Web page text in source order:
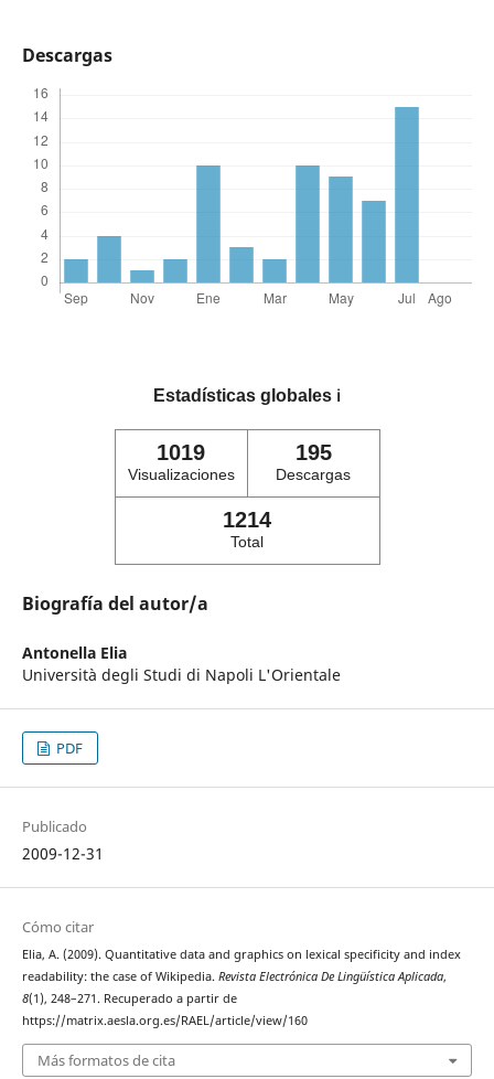
Descargas
Estadísticas globales ℹ️
1019
Visualizaciones
195
Descargas
1214
Total
Biografía del autor/a
Antonella Elia
Università degli Studi di Napoli L'Orientale
PDF
Publicado
2009-12-31
Cómo citar
Elia, A. (2009). Quantitative data and graphics on lexical specificity and index
readability: the case of Wikipedia. Revista Electrónica De Lingüística Aplicada,
8(1), 248–271. Recuperado a partir de
https://matrix.aesla.org.es/RAEL/article/view/160
Más formatos de cita